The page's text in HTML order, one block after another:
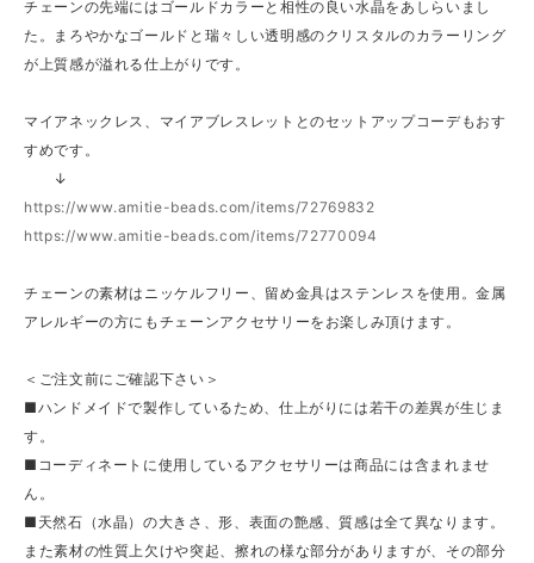
チェーンの先端にはゴールドカラーと相性の良い水晶をあしらいまし
た。まろやかなゴールドと瑞々しい透明感のクリスタルのカラーリング
が上質感が溢れる仕上がりです。
マイアネックレス、マイアブレスレットとのセットアップコーデもおす
すめです。
↓
https://www.amitie-beads.com/items/72769832
https://www.amitie-beads.com/items/72770094
チェーンの素材はニッケルフリー、留め金具はステンレスを使用。金属
アレルギーの方にもチェーンアクセサリーをお楽しみ頂けます。
＜ご注文前にご確認下さい＞
■ハンドメイドで製作しているため、仕上がりには若干の差異が生じま
す。
■コーディネートに使用しているアクセサリーは商品には含まれませ
ん。
■天然石（水晶）の大きさ、形、表面の艶感、質感は全て異なります。
また素材の性質上欠けや突起、擦れの様な部分がありますが、その部分